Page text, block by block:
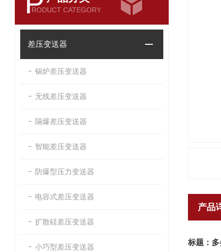
RODUCT CATEGORY
差压变送器
锅炉差压变送器
无线差压变送器
隔爆差压变送器
智能差压变送器
防爆型压力变送器
电容式差压变送器
扩散硅差压变送器
小巧型差压变送器
产品
标题：